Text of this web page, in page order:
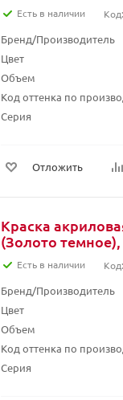
Есть в наличии
Бренд/Производитель
Цвет
Объем
Код оттенка по
Серия
Отложить
Краска
(Золото
Есть в наличии
Бренд/Производитель
Цвет
Объем
Код оттенка по
Серия